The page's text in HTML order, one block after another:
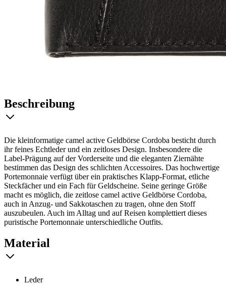
Beschreibung
Die kleinformatige camel active Geldbörse Cordoba besticht durch
ihr feines Echtleder und ein zeitloses Design. Insbesondere die
Label-Prägung auf der Vorderseite und die eleganten Ziernähte
bestimmen das Design des schlichten Accessoires. Das hochwertige
Portemonnaie verfügt über ein praktisches Klapp-Format, etliche
Steckfächer und ein Fach für Geldscheine. Seine geringe Größe
macht es möglich, die zeitlose camel active Geldbörse Cordoba,
auch in Anzug- und Sakkotaschen zu tragen, ohne den Stoff
auszubeulen. Auch im Alltag und auf Reisen komplettiert dieses
puristische Portemonnaie unterschiedliche Outfits.
Material
Leder